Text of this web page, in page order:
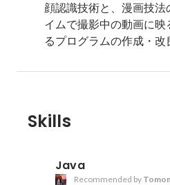
顔認識技術と、漫画技
イムで撮影中の動画に
るプログラムの作成・改
Skills
Java
Recommended by